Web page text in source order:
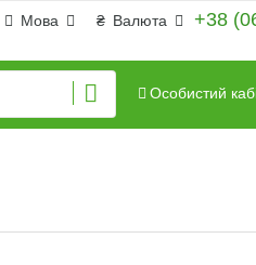
+38
₴ Валюта
Мова
Особистий